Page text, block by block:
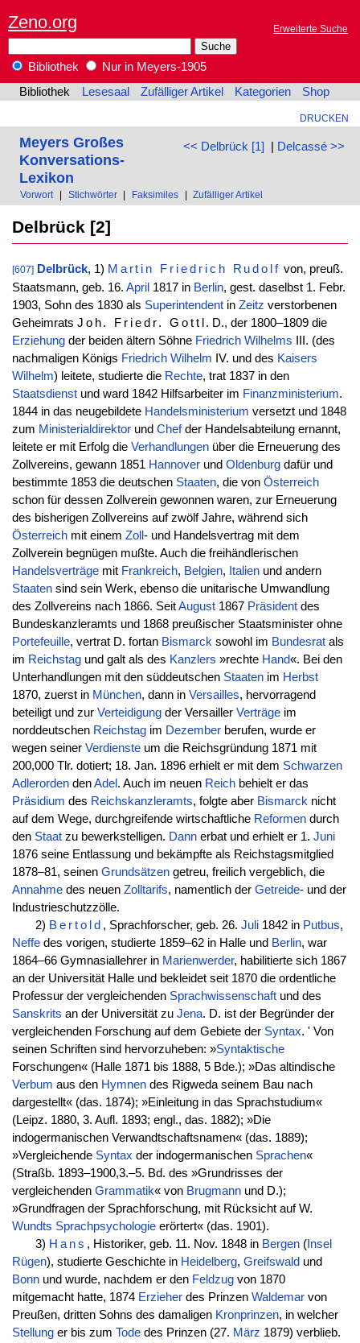
Zeno.org Erweiterte Suche
Bibliothek
Nur in Meyers-1905
Bibliothek
Lesesaal Zufälliger Artikel Kategorien Shop
DRUCKEN
<< Delbrück [1] | Delcassé >>
Meyers Großes
Konversations-
Lexikon
Vorwort Stichwörter Faksimiles Zufälliger Artikel
Delbrück [2]
[607] Delbrück, 1) Martin Friedrich Rudolf von, preuß.
Staatsmann, geb. 16. April 1817 in Berlin, gest. daselbst 1. Febr.
1903, Sohn des 1830 als Superintendentin Zeitz verstorbenen
Geheimrats Joh. Friedr. Gottl . D., der 1800–1809 die
Erziehungder beiden ältern Söhne Friedrich Wilhelms III. (des
nachmaligen Königs Friedrich Wilhelm IV. und des Kaisers
Wilhelm) leitete, studierte die Rechte, trat 1837 in den
Staatsdienstund ward 1842 Hilfsarbeiter im Finanzministerium.
1844 in das neugebildete Handelsministerium versetzt und 1848
zum Ministerialdirektorund Chefder Handelsabteilung ernannt,
leitete er mit Erfolg die Verhandlungenüber die Erneuerung des
Zollvereins, gewann 1851 Hannoverund Oldenburgdafür und
bestimmte 1853 die deutschen Staaten, die von Österreich
schon für dessen Zollverein gewonnen waren, zur Erneuerung
des bisherigen Zollvereins auf zwölf Jahre, während sich
Österreichmit einem Zoll - und Handelsvertrag mit dem
Zollverein begnügen mußte. Auch die freihändlerischen
Handelsverträgemit Frankreich, Belgien, Italienund andern
Staatensind sein Werk, ebenso die unitarische Umwandlung
des Zollvereins nach 1866. SeitAugust1867 Präsidentdes
Bundeskanzleramts und 1868 preußischer Staatsminister ohne
Portefeuille, vertrat D. fortan Bismarcksowohl im Bundesratals
im Reichstagund galt als des Kanzlers »rechte Hand«. Bei den
Unterhandlungen mit den süddeutschen Staatenim Herbst
1870, zuerst in München, dann in Versailles, hervorragend
beteiligt und zur Verteidigungder Versailler Verträgeim
norddeutschen Reichstagim Dezemberberufen, wurde er
wegen seiner Verdiensteum die Reichsgründung 1871 mit
200,000 Tlr. dotiert; 18. Jan. 1896 erhielt er mit dem Schwarzen
AdlerordendenAdel . Auch im neuen Reichbehielt er das
Präsidium des Reichskanzleramts, folgte aber Bismarcknicht
auf dem Wege, durchgreifende wirtschaftliche Reformendurch
den Staatzu bewerkstelligen. Dannerbat und erhielt er 1. Juni
1876 seine Entlassung und bekämpfte als Reichstagsmitglied
1878–81, seinen Grundsätzengetreu, freilich vergeblich, die
Annahmedes neuen Zolltarifs, namentlich der Getreide- und der
Industrieschutzzölle.
2) Bertold , Sprachforscher, geb. 26. Juli1842 in Putbus,
Neffedes vorigen, studierte 1859–62 in Halle und Berlin, war
1864–66 Gymnasiallehrer in Marienwerder, habilitierte sich 1867
an der Universität Halle und bekleidet seit 1870 die ordentliche
Professur der vergleichenden Sprachwissenschaftund des
Sanskrits an der Universität zu Jena. D. ist der Begründer der
vergleichenden Forschung auf dem Gebiete der Syntax. ' Von
seinen Schriften sind hervorzuheben: »Syntaktische
Forschungen« (Halle 1871 bis 1888, 5 Bde.); »Das altindische
Verbum aus den Hymnendes Rigweda seinem Bau nach
dargestellt« (das. 1874); »Einleitung in das Sprachstudium«
(Leipz. 1880, 3. Aufl. 1893; engl., das. 1882); »Die
indogermanischen Verwandtschaftsnamen« (das. 1889);
»Vergleichende Syntax der indogermanischen Sprachen«
(Straßb. 1893–1900,3.–5. Bd. des »Grundrisses der
vergleichenden Grammatik« von Brugmannund D.);
»Grundfragen der Sprachforschung, mit Rücksicht auf W.
Wundts Sprachpsychologieerörtert« (das. 1901).
3) Hans , Historiker, geb. 11. Nov. 1848 in Bergen(Insel
Rügen), studierte Geschichte in Heidelberg, Greifswald und
Bonnund wurde, nachdem er den Feldzugvon 1870
mitgemacht hatte, 1874 Erzieherdes Prinzen Waldemarvon
Preußen, dritten Sohns des damaligen Kronprinzen, in welcher
Stellunger bis zum Todedes Prinzen (27. März 1879) verblieb.